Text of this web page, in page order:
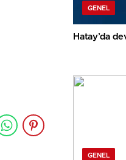
GENEL
Hatay’da
GENEL